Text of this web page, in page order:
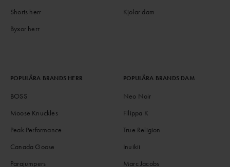
Shorts herr
Byxor herr
Kjolar dam
POPULÄRA BRANDS HERR
BOSS
Moose Knuckles
Peak Performance
Canada Goose
Parajumpers
POPULÄRA BRANDS DAM
Neo Noir
Filippa K
True Religion
Inuikii
Marc Jacobs